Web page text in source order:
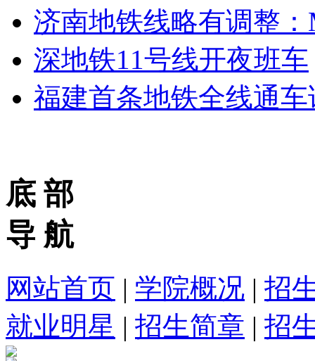
济南地铁线略有调整
深地铁11号线开夜班车
福建首条地铁全线通
底 部
导 航
网站首页 | 学院概况 | 招
就业明星 | 招生简章 | 招